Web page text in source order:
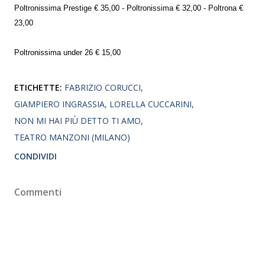
Poltronissima Prestige € 35,00 - Poltronissima € 32,00 - Poltrona €
23,00
Poltronissima under 26 € 15,00
ETICHETTE: FABRIZIO CORUCCI
GIAMPIERO INGRASSIA LORELLA CUCCARINI
NON MI HAI PIÙ DETTO TI AMO
TEATRO MANZONI (MILANO)
CONDIVIDI
Commenti